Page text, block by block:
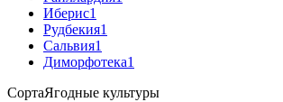
Иберис1
Рудбекия1
Сальвия1
Диморфотека1
СортаЯгодные культуры